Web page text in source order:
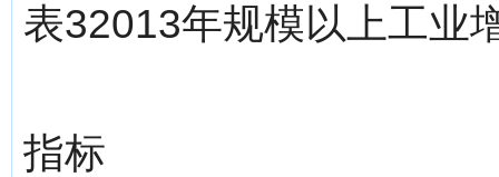
表32013年规模以上工业
指标